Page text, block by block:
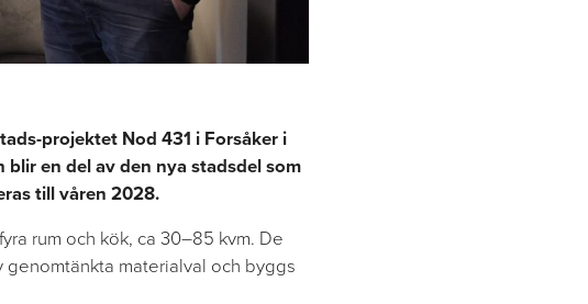
projektet Nod 431 i Forsåker i
blir en del av den nya stadsdel som
till våren 2028.
rum och kök, ca 30–85 kvm. De
materialval och byggs